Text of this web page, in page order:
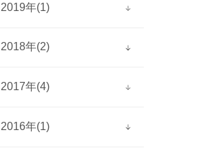
2023年4月(1)
2020年6月(1)
2019年(1)
2019年7月(1)
2018年(2)
2018年11月(2)
2017年(4)
2017年9月(2)
2016年(1)